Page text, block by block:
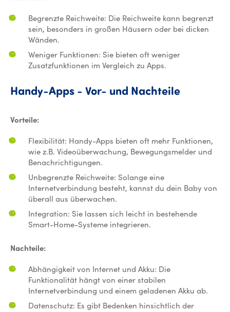
Begrenzte Reichweite: Die Reichweite kann begrenzt
sein, besonders in großen Häusern oder bei dicken
Wänden.
Weniger Funktionen: Sie bieten oft weniger
Zusatzfunktionen im Vergleich zu Apps.
Handy-Apps - Vor- und NachteileHandy-
Vorteile:
Flexibilität: Handy-Apps bieten oft mehr Funktionen,
wie z.B. Videoüberwachung, Bewegungsmelder und
Benachrichtigungen.
Unbegrenzte Reichweite: Solange eine
Internetverbindung besteht, kannst du dein Baby von
überall aus überwachen.
Integration: Sie lassen sich leicht in bestehende
Smart-Home-Systeme integrieren.
Nachteile:
Abhängigkeit von Internet und Akku: Die
Funktionalität hängt von einer stabilen
Internetverbindung und einem geladenen Akku ab.
Datenschutz: Es gibt Bedenken hinsichtlich der